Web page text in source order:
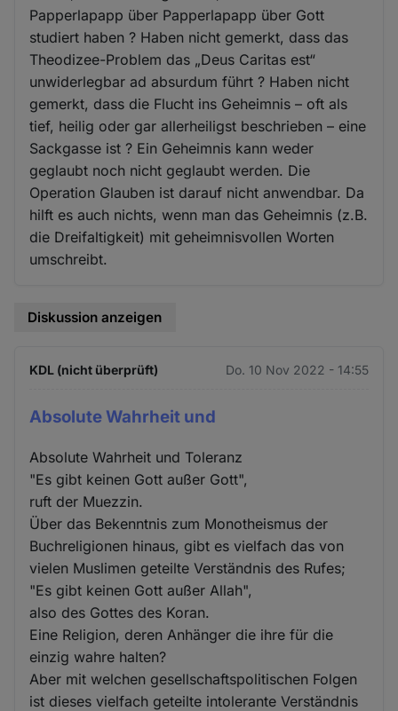
Papperlapapp über Papperlapapp über Gott
studiert haben ? Haben nicht gemerkt, dass das
Theodizee-Problem das „Deus Caritas est“
unwiderlegbar ad absurdum führt ? Haben nicht
gemerkt, dass die Flucht ins Geheimnis – oft als
tief, heilig oder gar allerheiligst beschrieben – eine
Sackgasse ist ? Ein Geheimnis kann weder
geglaubt noch nicht geglaubt werden. Die
Operation Glauben ist darauf nicht anwendbar. Da
hilft es auch nichts, wenn man das Geheimnis (z.B.
die Dreifaltigkeit) mit geheimnisvollen Worten
umschreibt.
Diskussion anzeigen
KDL (nicht überprüft) Do. 10 Nov 2022 - 14:55
Absolute Wahrheit und
Absolute Wahrheit und Toleranz
"Es gibt keinen Gott außer Gott",
ruft der Muezzin.
Über das Bekenntnis zum Monotheismus der
Buchreligionen hinaus, gibt es vielfach das von
vielen Muslimen geteilte Verständnis des Rufes;
"Es gibt keinen Gott außer Allah",
also des Gottes des Koran.
Eine Religion, deren Anhänger die ihre für die
einzig wahre halten?
Aber mit welchen gesellschaftspolitischen Folgen
ist dieses vielfach geteilte intolerante Verständnis